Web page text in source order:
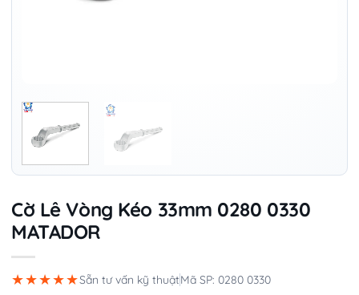
Cờ Lê Vòng Kéo 33mm 0280 0330
MATADOR
★★★★★Sẵn tư vấn kỹ thuậtMã SP: 0280 0330